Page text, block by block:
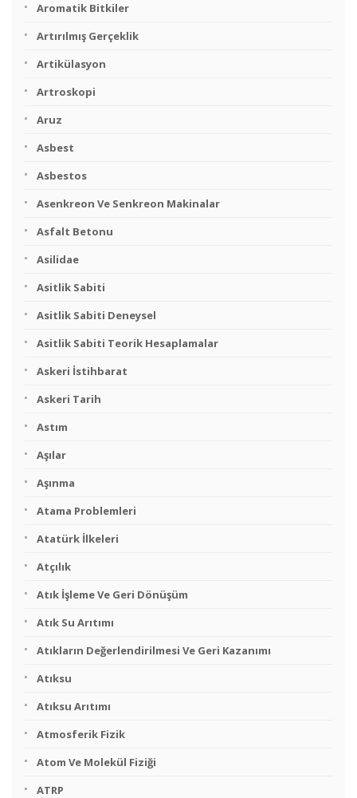
Aromatik Bitkiler
Artırılmış Gerçeklik
Artikülasyon
Artroskopi
Aruz
Asbest
Asbestos
Asenkreon Ve Senkreon Makinalar
Asfalt Betonu
Asilidae
Asitlik Sabiti
Asitlik Sabiti Deneysel
Asitlik Sabiti Teorik Hesaplamalar
Askeri İstihbarat
Askeri Tarih
Astım
Aşılar
Aşınma
Atama Problemleri
Atatürk İlkeleri
Atçılık
Atık İşleme Ve Geri Dönüşüm
Atık Su Arıtımı
Atıkların Değerlendirilmesi Ve Geri Kazanımı
Atıksu
Atıksu Arıtımı
Atmosferik Fizik
Atom Ve Molekül Fiziği
ATRP